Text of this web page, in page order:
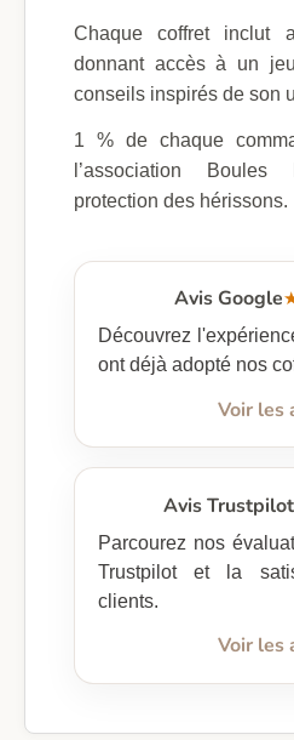
Chaque coffret inclut
donnant accès à un
conseils inspirés de son
1 % de chaque
l’association
protection des hérissons.
Avis Google
Découvrez
ont déjà adopté nos
Voir les
Avis Trustpilot
Parcourez nos
Trustpilot et la
clients.
Voir les